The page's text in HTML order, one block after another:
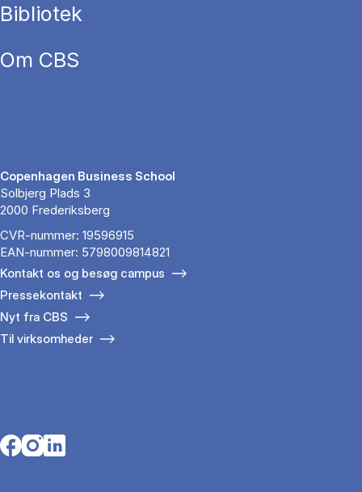
Bibliotek
Om CBS
Copenhagen Business School
Solbjerg Plads 3
2000 Frederiksberg
CVR-nummer: 19596915
EAN-nummer: 5798009814821
Kontakt os og besøg campus
Pressekontakt
Nyt fra CBS
Til virksomheder
Opens in a new tab
Opens in a new tab
Opens in a new tab